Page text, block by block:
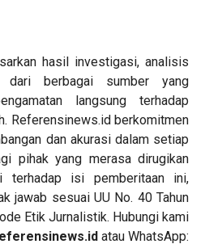
hasil investigasi, analisis
berbagai sumber yang
langsung terhadap
Referensinews.id berkomitmen
dan akurasi dalam setiap
pihak yang merasa dirugikan
terhadap isi pemberitaan ini,
jawab sesuai UU No. 40 Tahun
Etik Jurnalistik. Hubungi kami
atau WhatsApp: